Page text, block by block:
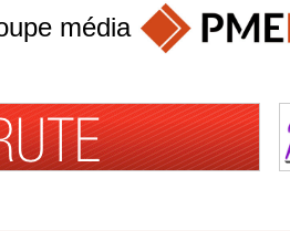
média